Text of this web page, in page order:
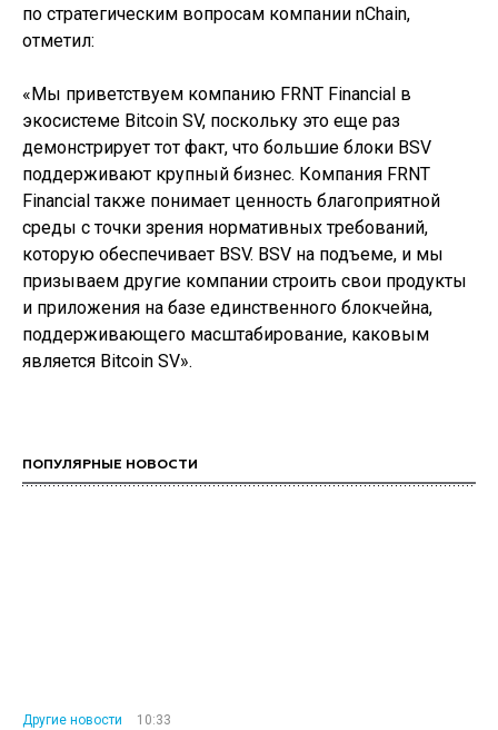
по стратегическим вопросам компании nChain,
отметил:
«Мы приветствуем компанию FRNT Financial в
экосистеме Bitcoin SV, поскольку это еще раз
демонстрирует тот факт, что большие блоки BSV
поддерживают крупный бизнес. Компания FRNT
Financial также понимает ценность благоприятной
среды с точки зрения нормативных требований,
которую обеспечивает BSV. BSV на подъеме, и мы
призываем другие компании строить свои продукты
и приложения на базе единственного блокчейна,
поддерживающего масштабирование, каковым
является Bitcoin SV».
ПОПУЛЯРНЫЕ НОВОСТИ
Другие новости
10:33